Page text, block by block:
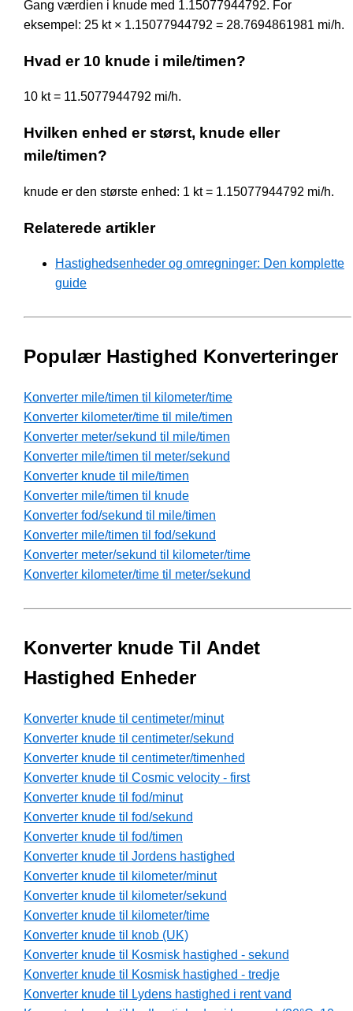
Gang værdien i knude med 1.15077944792. For
eksempel: 25 kt × 1.15077944792 = 28.7694861981 mi/h.
Hvad er 10 knude i mile/timen?
10 kt = 11.5077944792 mi/h.
Hvilken enhed er størst, knude eller
mile/timen?
knude er den største enhed: 1 kt = 1.15077944792 mi/h.
Relaterede artikler
Hastighedsenheder og omregninger: Den komplette
guide
Populær Hastighed Konverteringer
Konverter mile/timen til kilometer/time
Konverter kilometer/time til mile/timen
Konverter meter/sekund til mile/timen
Konverter mile/timen til meter/sekund
Konverter knude til mile/timen
Konverter mile/timen til knude
Konverter fod/sekund til mile/timen
Konverter mile/timen til fod/sekund
Konverter meter/sekund til kilometer/time
Konverter kilometer/time til meter/sekund
Konverter knude Til Andet
Hastighed Enheder
Konverter knude til centimeter/minut
Konverter knude til centimeter/sekund
Konverter knude til centimeter/timenhed
Konverter knude til Cosmic velocity - first
Konverter knude til fod/minut
Konverter knude til fod/sekund
Konverter knude til fod/timen
Konverter knude til Jordens hastighed
Konverter knude til kilometer/minut
Konverter knude til kilometer/sekund
Konverter knude til kilometer/time
Konverter knude til knob (UK)
Konverter knude til Kosmisk hastighed - sekund
Konverter knude til Kosmisk hastighed - tredje
Konverter knude til Lydens hastighed i rent vand